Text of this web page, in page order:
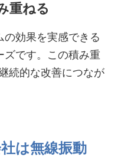
重ねる
効果を実感できる
ズです。この積み重
続的な改善につなが
は無線振動